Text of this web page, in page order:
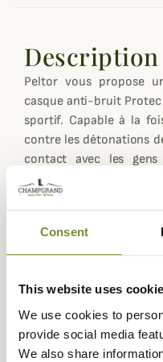
Consent
This website uses
We use cookies to
provide social media
We also share
Description
Peltor vous propose
casque anti-bruit
sportif. Capable à la
contre les détonations
contact avec les
excellente alternative
fur et a lesure des saisons
Avec le Protac
technologie à la portée
Il offre un confort
atténuation des
amplification des bruits